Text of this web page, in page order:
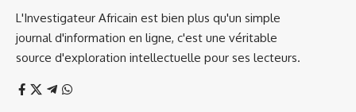
L'Investigateur Africain est bien plus qu'un simple
journal d'information en ligne, c'est une véritable
source d'exploration intellectuelle pour ses lecteurs.